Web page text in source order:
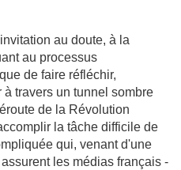
au doute, à la
au processus
de faire réfléchir,
travers un tunnel sombre
de la Révolution
la tâche difficile de
qui, venant d'une
les médias français -